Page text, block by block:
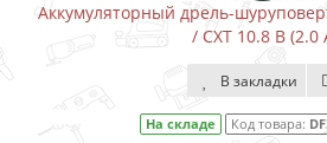
Аккумуляторный дрель-шуруповерт
/ CXT 10.8 В (2.0 А)
В закладки
На складе Код товара: